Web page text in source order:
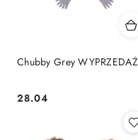
Chubby Grey WYPRZEDAŻ
Cena:
28.04